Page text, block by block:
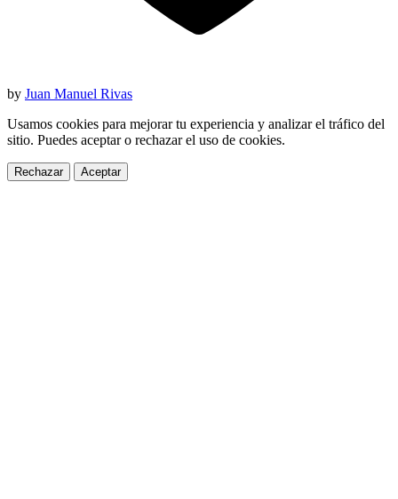
by Juan Manuel Rivas
Usamos cookies para mejorar tu experiencia y analizar el tráfico del
sitio. Puedes aceptar o rechazar el uso de cookies.
Rechazar Aceptar